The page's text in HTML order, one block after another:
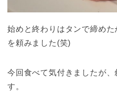
始めと終わりはタンで締めた
を頼みました(笑)
今回食べて気付きましたが
す。